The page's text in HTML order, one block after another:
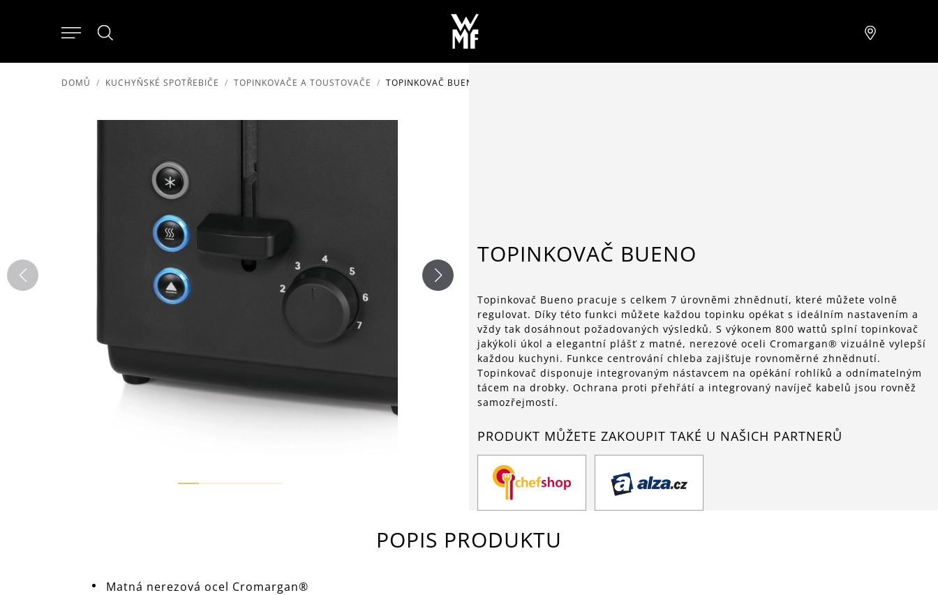
DOMŮ KUCHYŇSKÉ SPOTŘEBIČE TOPINKOVAČE A TOUSTOVAČE TOPINKOVAČ BUENO
TOPINKOVAČ BUENO
Topinkovač Bueno pracuje s celkem 7 úrovněmi zhnědnutí, které můžete volně
regulovat. Díky této funkci můžete každou topinku opékat s ideálním nastavením a
vždy tak dosáhnout požadovaných výsledků. S výkonem 800 wattů splní topinkovač
jakýkoli úkol a elegantní plášť z matné, nerezové oceli Cromargan® vizuálně vylepší
každou kuchyni. Funkce centrování chleba zajišťuje rovnoměrné zhnědnutí.
Topinkovač disponuje integrovaným nástavcem na opékání rohlíků a odnímatelným
tácem na drobky. Ochrana proti přehřátí a integrovaný navíječ kabelů jsou rovněž
samozřejmostí.
PRODUKT MŮŽETE ZAKOUPIT TAKÉ U NAŠICH PARTNERŮ
POPIS PRODUKTU
Matná nerezová ocel Cromargan®